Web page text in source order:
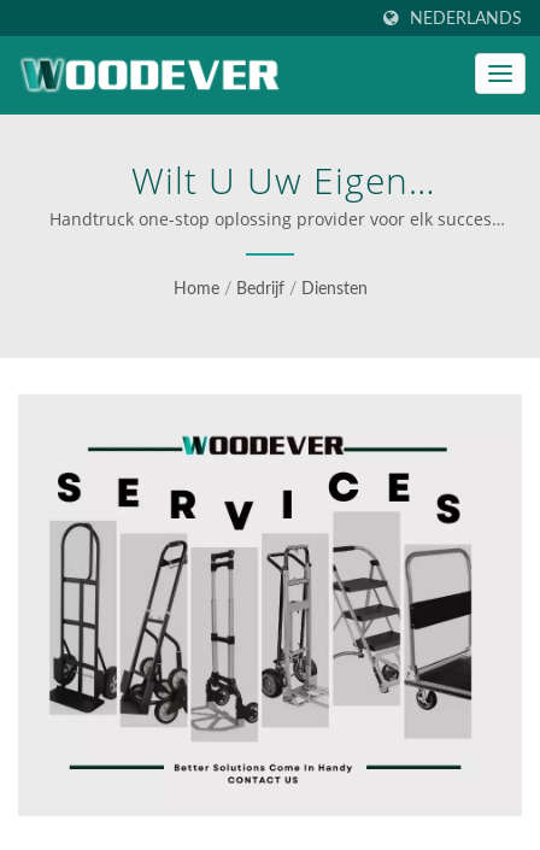
NEDERLANDS
Wilt U Uw Eigen
Handtruck/kar/ Trolley
Bouwen Of In Bulk Kopen?
Professionele Handwagens
En Platformwagens Van
WOODEVER
Handtruck one-stop oplossing provider voor elk succes
van klanten! | op maat gemaakte steigers voor bedrijven
Home / Bedrijf / Diensten